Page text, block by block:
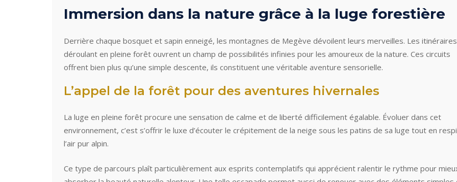
Immersion dans la nature grâce à la luge forestière
Derrière chaque bosquet et sapin enneigé, les montagnes de Megève dévoilent leurs merveilles. Les
déroulant en pleine forêt ouvrent un champ de possibilités infinies pour les amoureux de la nature. Ces circuits
offrent bien plus qu’une simple descente, ils constituent une véritable aventure sensorielle.
L’appel de la forêt pour des aventures hivernales
La luge en pleine forêt procure une sensation de calme et de liberté difficilement égalable. Évoluer dans cet
environnement, c’est s’offrir le luxe d’écouter le crépitement de la neige sous les patins de sa luge tout en
l’air pur alpin.
Ce type de parcours plaît particulièrement aux esprits contemplatifs qui apprécient ralentir le rythme pour